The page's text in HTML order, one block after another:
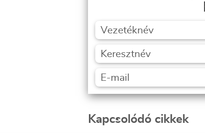
Kapcsolódó cikkek